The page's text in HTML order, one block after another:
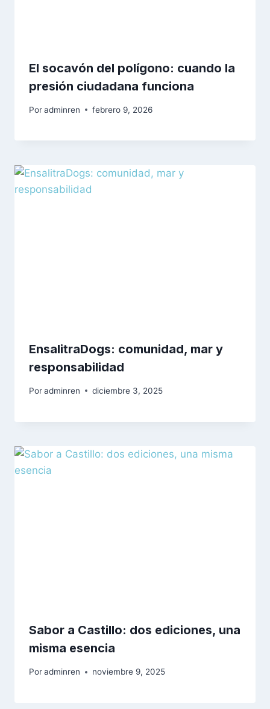
El socavón del polígono: cuando la
presión ciudadana funciona
Poradminren febrero 9, 2026
EnsalitraDogs: comunidad, mar y
responsabilidad
Poradminren diciembre 3, 2025
Sabor a Castillo: dos ediciones, una
misma esencia
Poradminren noviembre 9, 2025